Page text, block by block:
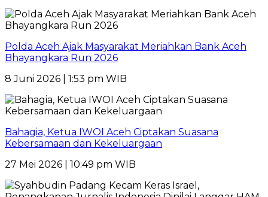
Polda Aceh Ajak Masyarakat Meriahkan Bank Aceh
Bhayangkara Run 2026
8 Juni 2026 | 1:53 pm WIB
Bahagia, Ketua IWOI Aceh Ciptakan Suasana
Kebersamaan dan Kekeluargaan
27 Mei 2026 | 10:49 pm WIB